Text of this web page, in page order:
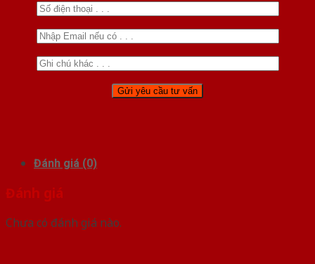
Đánh giá (0)
Đánh giá
Chưa có đánh giá nào.